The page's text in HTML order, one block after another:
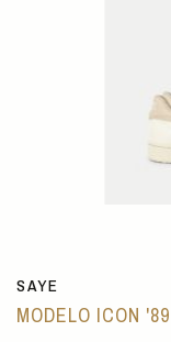
SAYE
MODELO ICON